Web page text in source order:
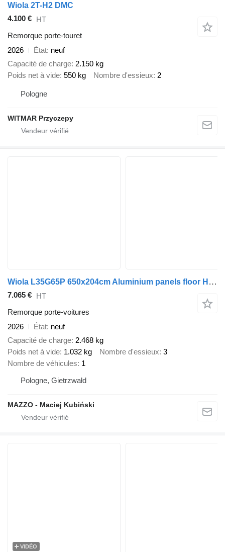
Wiola 2T-H2 DMC
4.100 € HT
Remorque porte-touret
2026
État neuf
Capacité de charge 2.150 kg
Poids net à vide 550 kg Nombre d'essieux 2
Pologne
WITMAR Przyczepy
Wiola L35G65P 650x204cm Aluminium panels floor HYDRAULIC
7.065 € HT
Remorque porte-voitures
2026
État neuf
Capacité de charge 2.468 kg
Poids net à vide 1.032 kg Nombre d'essieux 3
Nombre de véhicules 1
Pologne, Gietrzwałd
MAZZO - Maciej Kubiński
VIDÉO